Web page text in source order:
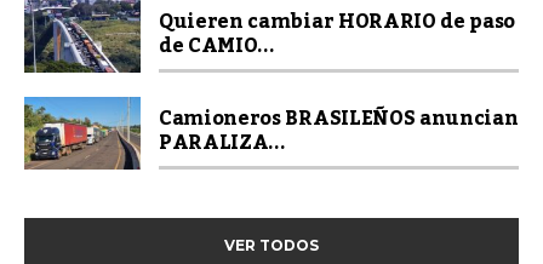
Quieren cambiar HORARIO de paso
de CAMIO...
Camioneros BRASILEÑOS anuncian
PARALIZA...
VER TODOS